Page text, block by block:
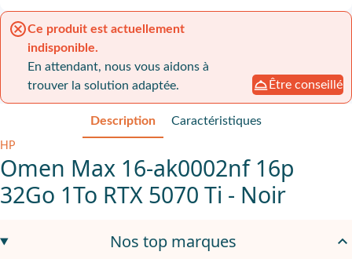
Ce produit est actuellement
indisponible.
En attendant, nous vous aidons à
trouver la solution adaptée.
Être conseillé
Description Caractéristiques
HP
Omen Max 16-ak0002nf 16p
32Go 1To RTX 5070 Ti - Noir
Nos top marques